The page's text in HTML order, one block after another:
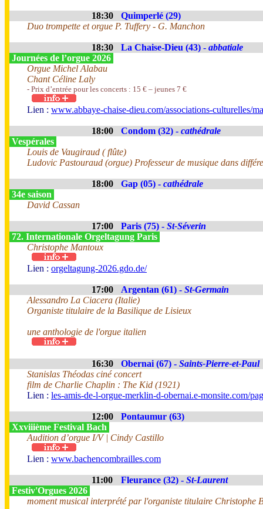
18:30
Quimperlé (29)
Duo trompette et orgue P. Tuffery - G. Manchon
18:30 La Chaise-Dieu (43) - abbatiale
Journées de l’orgue 2026
Orgue Michel Alabau
Chant Céline Laly
- Prix d’entrée pour les concerts : 15 € – jeunes 7 €
Lien : www.abbaye-chaise-dieu.com/associations-culturelles/
18:00 Condom (32) - cathédrale
Vespérales
Louis de Vaugiraud ( flûte)
Ludovic Pastouraud (orgue) Professeur de musique dans
18:00 Gap (05) - cathédrale
34e saison
David Cassan
17:00 Paris (75) - St-Séverin
72. Internationale Orgeltagung Paris
Christophe Mantoux
Lien : orgeltagung-2026.gdo.de/
17:00 Argentan (61) - St-Germain
Alessandro La Ciacera (Italie)
Organiste titulaire de la Basilique de Lisieux
une anthologie de l'orgue italien
16:30 Obernai (67) - Saints-Pierre-et-Paul
Stanislas Théodas ciné concert
film de Charlie Chaplin : The Kid (1921)
Lien : les-amis-de-l-orgue-merklin-d-obernai.e-monsite.com/
12:00
Pontaumur (63)
Xxviiième Festival Bach
Audition d’orgue I/V | Cindy Castillo
Lien : www.bachencombrailles.com
11:00 Fleurance (32) - St-Laurent
Festiv'Orgues 2026
moment musical interprété par l'organiste titulaire Christophe